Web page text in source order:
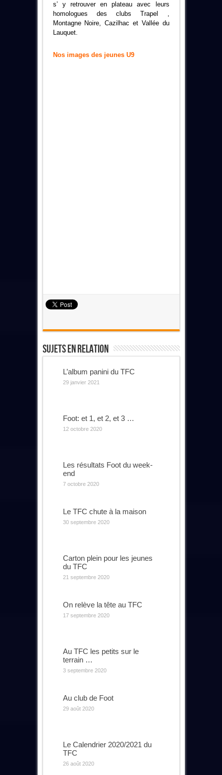
s’ y retrouver en plateau avec leurs
homologues des clubs Trapel ,
Montagne Noire, Cazilhac et Vallée du
Lauquet.
Nos images des jeunes U9
Sujets En Relation
L’album panini du TFC
29 janvier 2021
Foot: et 1, et 2, et 3 …
12 octobre 2020
Les résultats Foot du week-
end
7 octobre 2020
Le TFC chute à la maison
30 septembre 2020
Carton plein pour les jeunes
du TFC
21 septembre 2020
On relève la tête au TFC
17 septembre 2020
Au TFC les petits sur le
terrain …
3 septembre 2020
Au club de Foot
29 août 2020
Le Calendrier 2020/2021 du
TFC
26 août 2020